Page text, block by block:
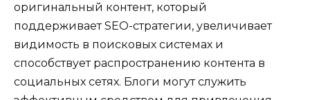
оригинальный контент, который
поддерживает SEO-стратегии, увеличивает
видимость в поисковых системах и
способствует распространению контента в
социальных сетях. Блоги могут служить